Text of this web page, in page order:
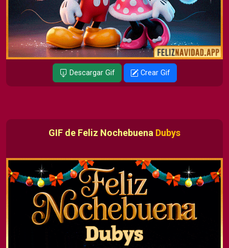
Descargar Gif Crear Gif
GIF de Feliz Nochebuena Dubys